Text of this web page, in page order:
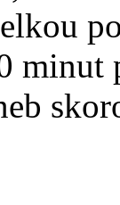
minut